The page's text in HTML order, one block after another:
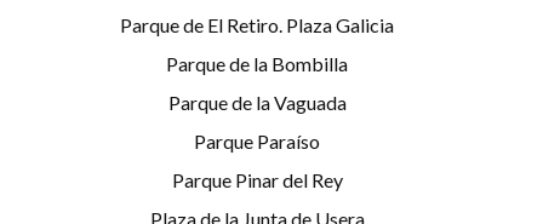
Parque de El Retiro. Plaza Galicia
Parque de la Bombilla
Parque de la Vaguada
Parque Paraíso
Parque Pinar del Rey
Plaza de la Junta de Usera